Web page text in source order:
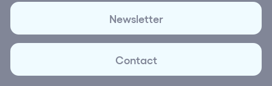
Newsletter
Contact